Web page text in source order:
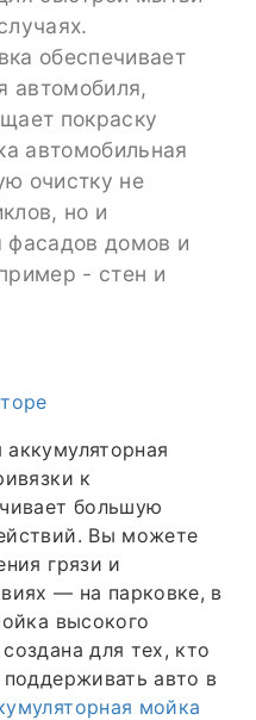
обеспечивает
автомобиля,
покраску
автомобильная
очистку не
но и
фасадов домов и
- стен и
к
большую
Вы можете
грязи и
— на парковке, в
высокого
для тех, кто
авто в
мойка